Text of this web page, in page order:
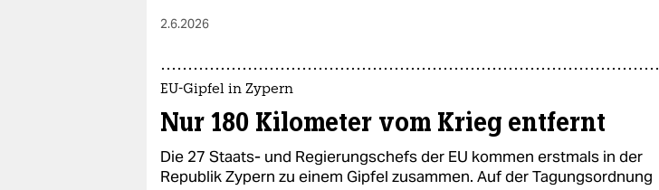
2.6.2026
EU-Gipfel in Zypern
Nur 180 Kilometer vom Krieg entfernt
Die 27 Staats- und Regierungschefs der EU kommen erstmals in der
Republik Zypern zu einem Gipfel zusammen. Auf der Tagungsordnung